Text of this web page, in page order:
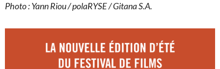
Photo : Yann Riou / polaRYSE / Gitana S.A.